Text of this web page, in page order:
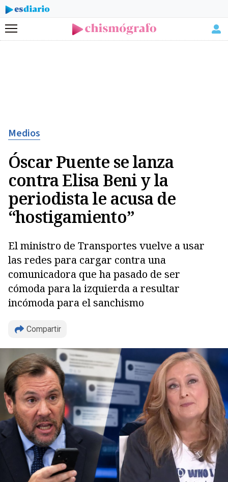
Menú
Medios
Óscar Puente se lanza
contra Elisa Beni y la
periodista le acusa de
“hostigamiento”
El ministro de Transportes vuelve a usar
las redes para cargar contra una
comunicadora que ha pasado de ser
cómoda para la izquierda a resultar
incómoda para el sanchismo
Compartir
Copiar